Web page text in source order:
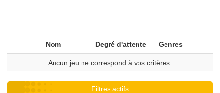
Nom Degré d'attente Genres
Aucun jeu ne correspond à vos critères.
Filtres actifs